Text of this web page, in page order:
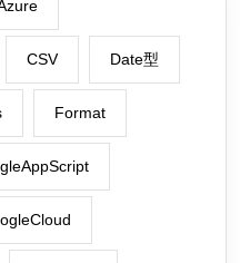
CSV Date型
Format